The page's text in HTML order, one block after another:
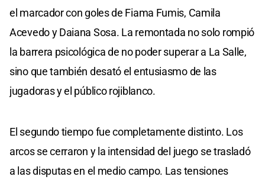
el marcador con goles de Fiama Fumis, Camila
Acevedo y Daiana Sosa. La remontada no solo rompió
la barrera psicológica de no poder superar a La Salle,
sino que también desató el entusiasmo de las
jugadoras y el público rojiblanco.
El segundo tiempo fue completamente distinto. Los
arcos se cerraron y la intensidad del juego se trasladó
a las disputas en el medio campo. Las tensiones